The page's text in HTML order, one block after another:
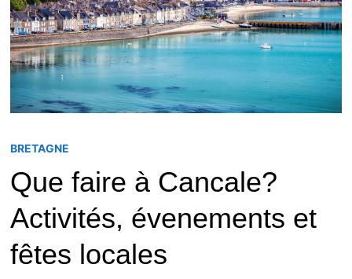
BRETAGNE
Que faire à Cancale?
Activités, évenements et
fêtes locales